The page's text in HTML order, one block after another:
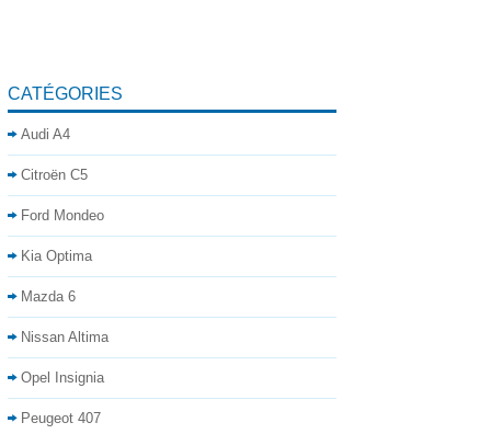
CATÉGORIES
Audi A4
Citroën C5
Ford Mondeo
Kia Optima
Mazda 6
Nissan Altima
Opel Insignia
Peugeot 407